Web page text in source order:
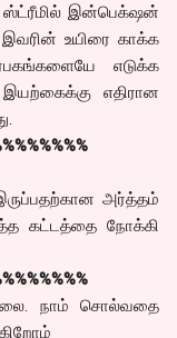
ஸ்ட்ரீமில் இன்பெக்‌ஷன்
இவரின் உயிரை காக்க
எடுக்க
எதிரான
அர்த்தம்
கட்டத்தை நோக்கி
நாம் சொல்வதை